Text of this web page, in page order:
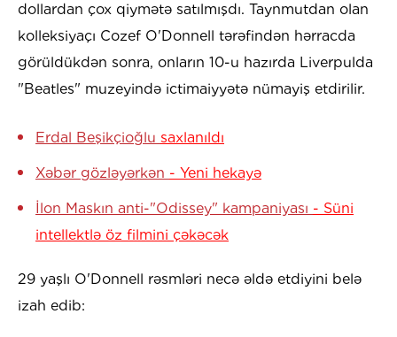
dollardan çox qiymətə satılmışdı. Taynmutdan olan
kolleksiyaçı Cozef O'Donnell tərəfindən hərracda
görüldükdən sonra, onların 10-u hazırda Liverpulda
"Beatles" muzeyində ictimaiyyətə nümayiş etdirilir.
Erdal Beşikçioğlu saxlanıldı
Xəbər gözləyərkən - Yeni hekayə
İlon Maskın anti-"Odissey" kampaniyası - Süni
intellektlə öz filmini çəkəcək
29 yaşlı O'Donnell rəsmləri necə əldə etdiyini belə
izah edib: